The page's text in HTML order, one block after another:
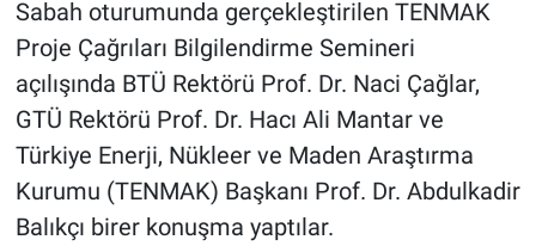
Sabah oturumunda gerçekleştirilen TENMAK
Proje Çağrıları Bilgilendirme Semineri
açılışında BTÜ Rektörü Prof. Dr. Naci Çağlar,
GTÜ Rektörü Prof. Dr. Hacı Ali Mantar ve
Türkiye Enerji, Nükleer ve Maden Araştırma
Kurumu (TENMAK) Başkanı Prof. Dr. Abdulkadir
Balıkçı birer konuşma yaptılar.